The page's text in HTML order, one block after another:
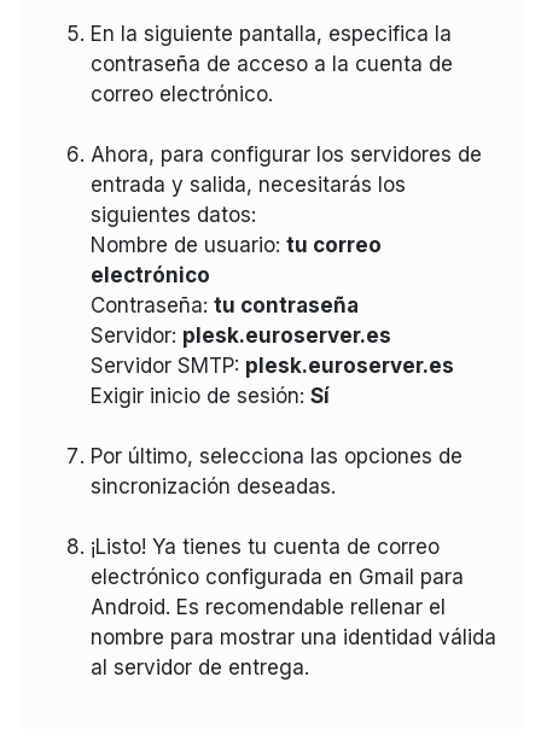
En la siguiente pantalla, especifica la
contraseña de acceso a la cuenta de
correo electrónico.
Ahora, para configurar los servidores de
entrada y salida, necesitarás los
siguientes datos:
Nombre de usuario: tu correo
electrónico
Contraseña: tu contraseña
Servidor: plesk.euroserver.es
Servidor SMTP: plesk.euroserver.es
Exigir inicio de sesión: Sí
Por último, selecciona las opciones de
sincronización deseadas.
¡Listo! Ya tienes tu cuenta de correo
electrónico configurada en Gmail para
Android. Es recomendable rellenar el
nombre para mostrar una identidad válida
al servidor de entrega.